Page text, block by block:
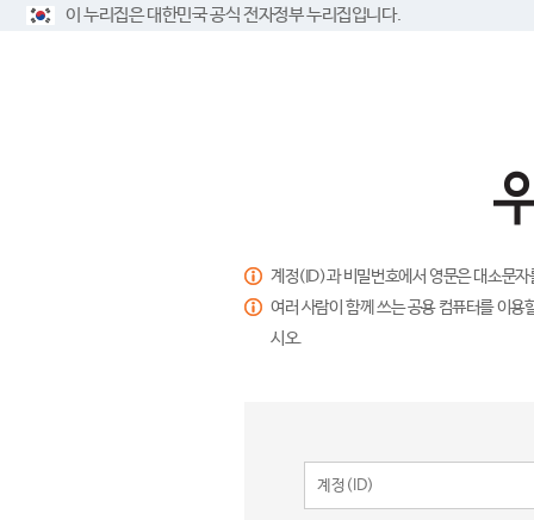
이 누리집은 대한민국 공식 전자정부 누리집입니다.
계정(ID)과 비밀번호에서 영문은 대소문
여러 사람이 함께 쓰는 공용 컴퓨터를 이
시오.